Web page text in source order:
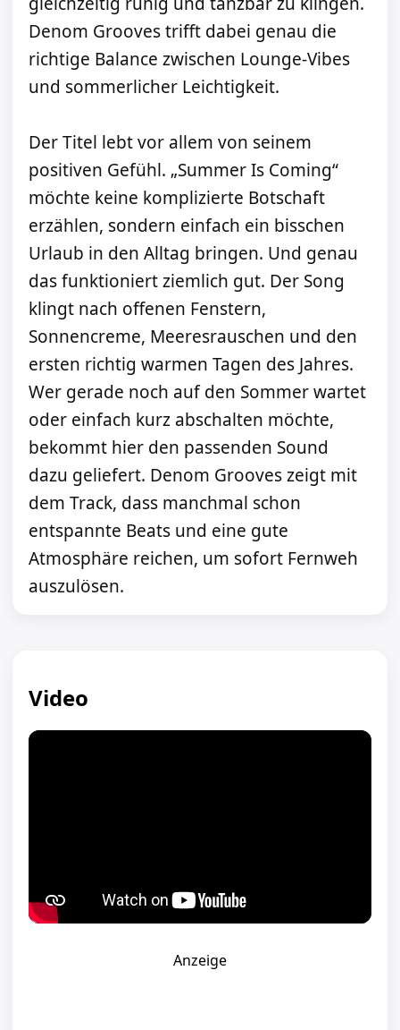
Denom Grooves trifft dabei genau die
richtige Balance zwischen Lounge-Vibes
und sommerlicher Leichtigkeit.
Der Titel lebt vor allem von seinem
positiven Gefühl. „Summer Is Coming“
möchte keine komplizierte Botschaft
erzählen, sondern einfach ein bisschen
Urlaub in den Alltag bringen. Und genau
das funktioniert ziemlich gut. Der Song
klingt nach offenen Fenstern,
Sonnencreme, Meeresrauschen und den
ersten richtig warmen Tagen des Jahres.
Wer gerade noch auf den Sommer wartet
oder einfach kurz abschalten möchte,
bekommt hier den passenden Sound
dazu geliefert. Denom Grooves zeigt mit
dem Track, dass manchmal schon
entspannte Beats und eine gute
Atmosphäre reichen, um sofort Fernweh
auszulösen.
Video
Anzeige